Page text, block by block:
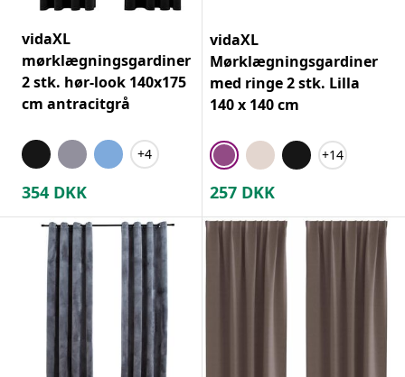
vidaXL
mørklægningsgardiner
2 stk. hør-look 140x175
cm antracitgrå
+4
354 DKK
vidaXL
Mørklægningsgardiner
med ringe 2 stk. Lilla
140 x 140 cm
+14
257 DKK